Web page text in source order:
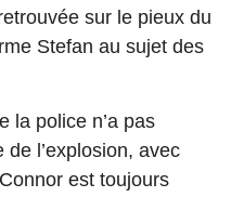
sur le pieux du
Stefan au sujet des
la police n’a pas
l’explosion, avec
est toujours